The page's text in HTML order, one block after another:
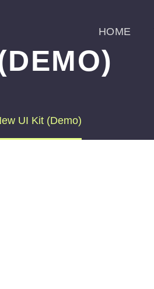
HOME
UI Kit (Demo)